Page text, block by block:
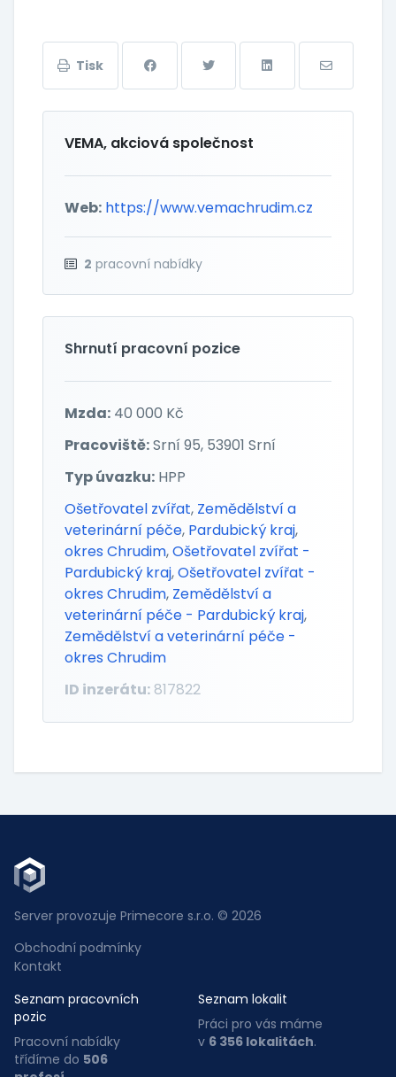
Tisk
VEMA, akciová společnost
Web: https://www.vemachrudim.cz
2 pracovní nabídky
Shrnutí pracovní pozice
Mzda: 40 000 Kč
Pracoviště:Srní 95, 53901 Srní
Typ úvazku: HPP
Ošetřovatel zvířat, Zemědělství a
veterinární péče, Pardubický kraj,
okres Chrudim,Ošetřovatel zvířat -
Pardubický kraj,Ošetřovatel zvířat -
okres Chrudim, Zemědělství a
veterinární péče - Pardubický kraj,
Zemědělství a veterinární péče -
okres Chrudim
ID inzerátu: 817822
Server provozuje Primecore s.r.o. © 2026
Obchodní podmínky
Kontakt
Seznam pracovních
pozic
Pracovní nabídky
třídíme do 506
Seznam lokalit
Práci pro vás máme
v 6 356 lokalitách.